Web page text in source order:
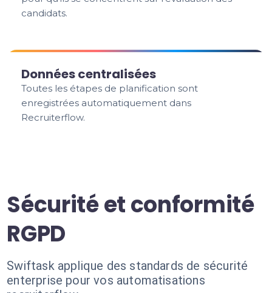
candidats.
Données centralisées
Toutes les étapes de planification sont
enregistrées automatiquement dans
Recruiterflow.
Sécurité et conformité
RGPD
Swiftask applique des standards de sécurité
enterprise pour vos automatisations